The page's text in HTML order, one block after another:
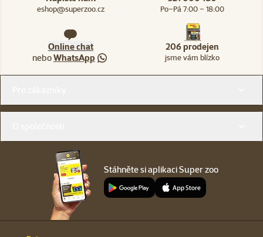
eshop@superzoo.cz Po–Pá 7:00 – 18:00
Online chat
neboWhatsApp
206 prodejen
jsme vám blízko
Stáhněte si aplikaci Super zoo